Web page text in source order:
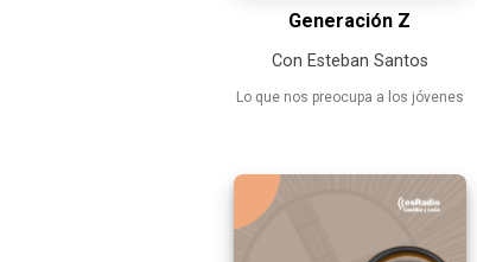
Generación Z
Con Esteban Santos
Lo que nos preocupa a los jóvenes